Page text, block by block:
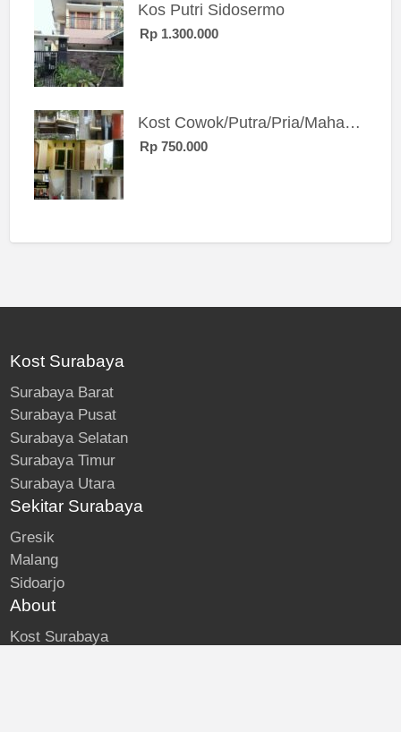
Kos Putri Sidosermo
Rp 1.300.000
Kost Cowok/Putra/Pria/Mahasiswa/Karyawan SIngle eksklusif bangunan baru
Rp 750.000
Kost Surabaya
Surabaya Barat
Surabaya Pusat
Surabaya Selatan
Surabaya Timur
Surabaya Utara
Sekitar Surabaya
Gresik
Malang
Sidoarjo
About
Kost Surabaya